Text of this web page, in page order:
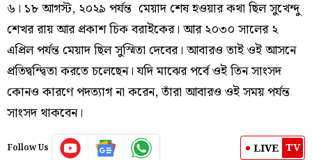
৬। ১৮ আগস্ট, ২০২৯ পর্যন্ত মেয়াদ শেষ হওয়ার কথা ছিল সুখেন্দু
শেখর রায় আর প্রকাশ চিক বরাইকের। আর ২০৩০ সালের ২
এপ্রিল পর্যন্ত মেয়াদ ছিল সুস্মিতা দেবের। আবারও তাই ওই আসনে
প্রতিদ্বন্দ্বিতা করতে চলেছেন। যদি মাঝের পর্বে ওই তিন সাংসদ
কোনও কারণে পদত্যাগ না করেন, তাঁরা আবারও ওই সময় পর্যন্ত
সাংসদ থাকবেন।
Follow Us LIVE TV